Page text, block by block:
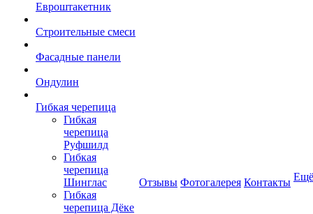
Евроштакетник
Строительные смеси
Фасадные панели
Ондулин
Гибкая черепица
Гибкая
черепица
Руфшилд
Гибкая
черепица
Шинглас
Гибкая
черепица Дёке
Отзывы Фотогалерея Контакты Ещё